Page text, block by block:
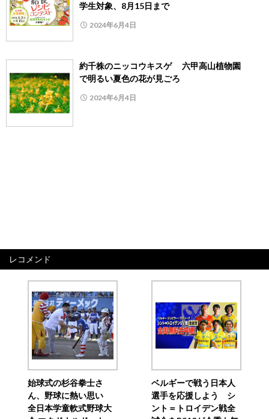
学生対象、8月15日まで
2024年6月4日
約千株のニッコウキスゲ 六甲高山植物園
で明るい夏色の花が見ごろ
2024年6月4日
レコメンド
始球式の杉谷拳士さ
ん、野球に熱い思い
全日本学童軟式野球大
ベルギーで戦う日本人
選手を応援しよう シ
ント＝トロイデン戦全